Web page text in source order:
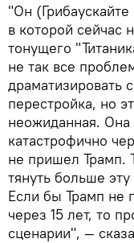
"Он
в которой сейчас
тонущего
не так все
драматизировать
перестройка, но
неожиданная.
катастрофично
не пришел Трамп.
тянуть больше
Если бы Трамп не
через 15 лет, то
сценарии", —